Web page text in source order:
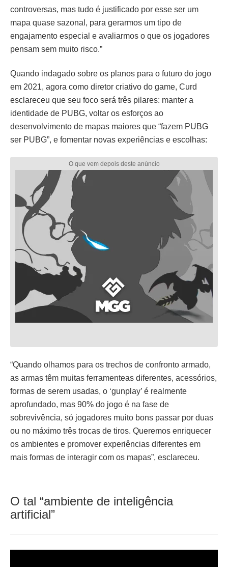
controversas, mas tudo é justificado por esse ser um
mapa quase sazonal, para gerarmos um tipo de
engajamento especial e avaliarmos o que os jogadores
pensam sem muito risco.”
Quando indagado sobre os planos para o futuro do jogo
em 2021, agora como diretor criativo do game, Curd
esclareceu que seu foco será três pilares: manter a
identidade de PUBG, voltar os esforços ao
desenvolvimento de mapas maiores que “fazem PUBG
ser PUBG”, e fomentar novas experiências e escolhas:
“Quando olhamos para os trechos de confronto armado,
as armas têm muitas ferramenteas diferentes, acessórios,
formas de serem usadas, o ‘gunplay’ é realmente
aprofundado, mas 90% do jogo é na fase de
sobrevivência, só jogadores muito bons passar por duas
ou no máximo três trocas de tiros. Queremos enriquecer
os ambientes e promover experiências diferentes em
mais formas de interagir com os mapas”, esclareceu.
O tal “ambiente de inteligência
artificial”